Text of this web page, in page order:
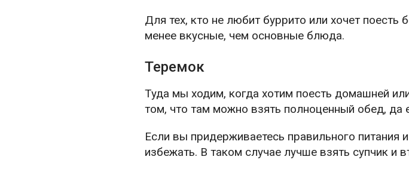
Для тех, кто не любит буррито или хочет поесть
менее вкусные, чем основные блюда.
Теремок
Туда мы ходим, когда хотим поесть домашней
том, что там можно взять полноценный обед, да
Если вы придерживаетесь правильного питания
избежать. В таком случае лучше взять супчик и